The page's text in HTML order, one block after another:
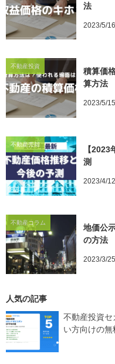
法
2023/5/16
不動産投資
積算価
算方法
2023/5/15
不動産売却
【
測
2023/4/12
不動産コラム
地価公
の方法
2023/3/25
不動産投資
い方向けの無
人気の記事